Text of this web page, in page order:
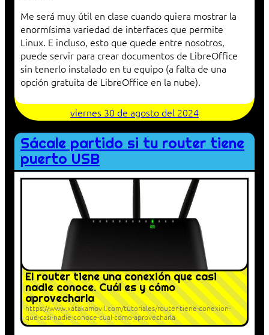
Me será muy útil en clase cuando quiera mostrar la
enormísima variedad de interfaces que permite
Linux. E incluso, esto que quede entre nosotros,
puede servir para crear documentos de LibreOffice
sin tenerlo instalado en tu equipo (a falta de una
opción gratuita de LibreOffice en la nube).
viernes 30 de agosto del 2024
Sácale partido si tu router tiene
puerto USB
El router tiene una conexión que casi
nadie conoce. Cuál es y cómo
aprovecharla
https://www.xatakamovil.com/tutoriales/router-tiene-conexion-
que-casi-nadie-conoce-cual-como-aprovecharla